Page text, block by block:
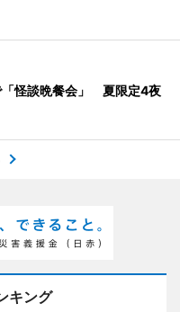
「怪談晩餐会」 夏限定4夜
キング